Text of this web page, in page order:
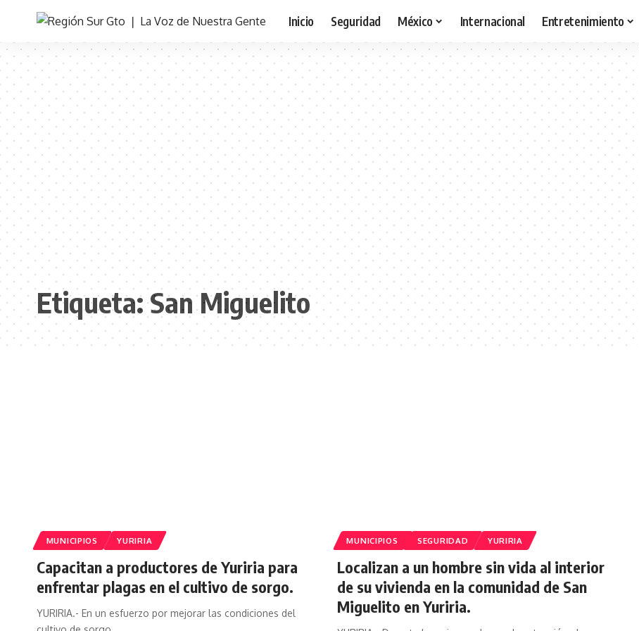
Inicio Seguridad México Internacional Entretenimiento
Etiqueta:San Miguelito
MUNICIPIOS YURIRIA
Capacitan a productores de Yuriria para
enfrentar plagas en el cultivo de sorgo.
YURIRIA.- En un esfuerzo por mejorar las condiciones del
MUNICIPIOS SEGURIDAD YURIRIA
Localizan a un hombre sin vida al interior
de su vivienda en la comunidad de San
Miguelito en Yuriria.